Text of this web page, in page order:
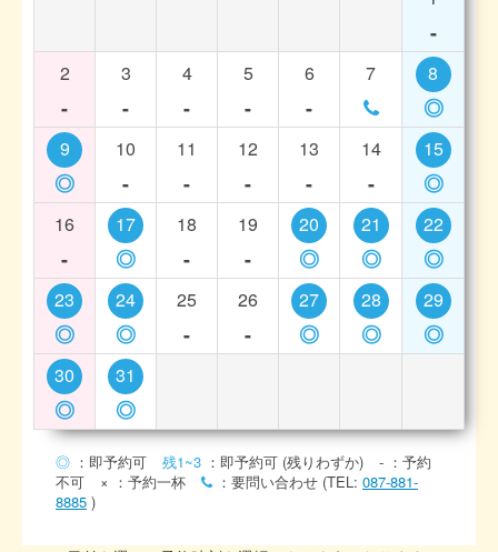
-
2
-
3
-
4
-
5
-
6
-
7 8
◎
9
◎
10
-
11
-
12
-
13
-
14
-
15
◎
16
-
17
◎
18
-
19
-
20
◎
21
◎
22
◎
23
◎
24
◎
25
-
26
-
27
◎
28
◎
29
◎
30
◎
31
◎
◎ ：即予約可 残1~3 ：即予約可 (残りわずか) - ：予約
不可
× ：予約一杯 ：要問い合わせ (TEL: 087-881-
8885 )